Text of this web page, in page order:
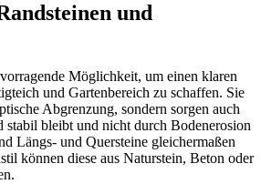
und
Möglichkeit, um einen klaren
und Gartenbereich zu schaffen. Sie
Abgrenzung, sondern sorgen auch
stabil bleibt und nicht durch Bodenerosion
Längs- und Quersteine gleichermaßen
können diese aus Naturstein, Beton oder